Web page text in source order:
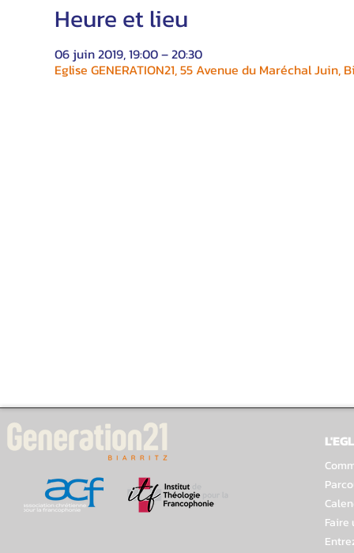
Heure et lieu
06 juin 2019, 19:00 – 20:30
Eglise GENERATION21, 55 Avenue du Maréchal Juin,
Faire